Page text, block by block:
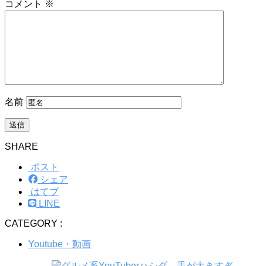
コメント ※
名前
SHARE
ポスト
シェア
はてブ
LINE
CATEGORY :
Youtube・動画